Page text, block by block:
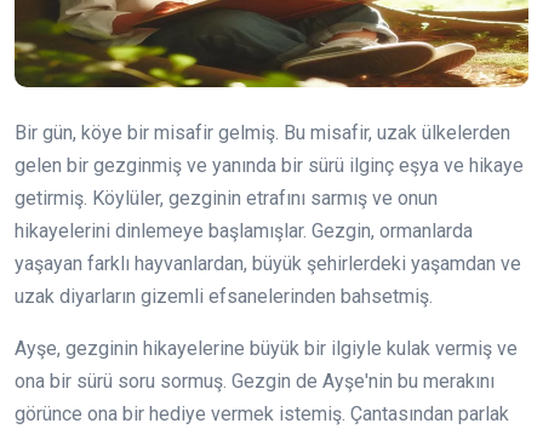
Bir gün, köye bir misafir gelmiş. Bu misafir, uzak ülkelerden
gelen bir gezginmiş ve yanında bir sürü ilginç eşya ve hikaye
getirmiş. Köylüler, gezginin etrafını sarmış ve onun
hikayelerini dinlemeye başlamışlar. Gezgin, ormanlarda
yaşayan farklı hayvanlardan, büyük şehirlerdeki yaşamdan ve
uzak diyarların gizemli efsanelerinden bahsetmiş.
Ayşe, gezginin hikayelerine büyük bir ilgiyle kulak vermiş ve
ona bir sürü soru sormuş. Gezgin de Ayşe'nin bu merakını
görünce ona bir hediye vermek istemiş. Çantasından parlak